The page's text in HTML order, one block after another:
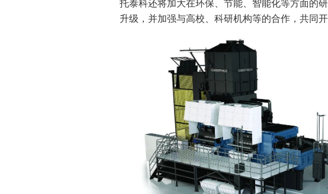
托泰科还将加大在环保、节能、智能化等方面的
升级，并加强与高校、科研机构等的合作，共同